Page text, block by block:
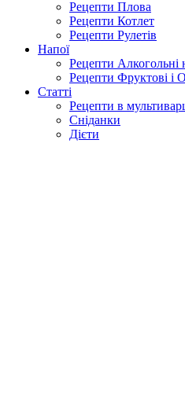
Рецепти Плова
Рецепти Котлет
Рецепти Рулетів
Напої
Рецепти Алкогольні
Рецепти Фруктові і
Статті
Рецепти в
Сніданки
Дієти